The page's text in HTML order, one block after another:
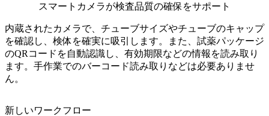
スマートカメラが検査品質の確保をサポート
内蔵されたカメラで、チューブサイズやチューブのキャップ
を確認し、検体を確実に吸引します。また、試薬パッケージ
のQRコードを自動認識し、有効期限などの情報を読み取り
ます。手作業でのバーコード読み取りなどは必要ありませ
ん。
新しいワークフロー